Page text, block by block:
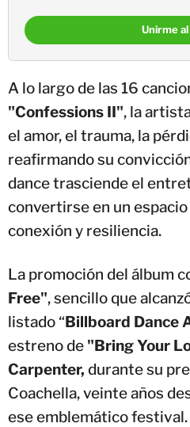
Unirme
A lo largo de las 16
"Confessions II", la
el amor, el trauma, la
reafirmando su
dance trasciende el
convertirse en un
conexión y resiliencia.
La promoción del álbum
Free", sencillo que
listado “Billboard Dance
estreno de "Bring Your
Carpenter, durante su
Coachella, veinte años
ese emblemático